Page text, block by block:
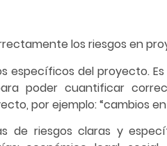
los riesgos en
específicos del proyecto.
poder cuantificar
por ejemplo: “cambios
de riesgos claras y